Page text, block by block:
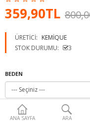
ANA SAYFA ARA
359,90TL
ÜRETICI: KEMIQUE
STOK DURUMU:
3
BEDEN